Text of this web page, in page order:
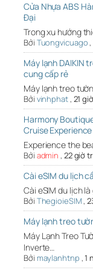
Cửa Nhựa ABS
Đại
Trong xu hướng
Bởi Tuongvicuago,
Máy lạnh DAIKIN
cung cấp rẻ
Máy lạnh treo
Bởi vinhphat, 21
Harmony
Cruise Experience
Experience the
Bởi admin , 22 giờ
Cài eSIM du lịch
Cài eSIM du lịch
Bởi ThegioieSIM,
Máy lạnh treo
Máy Lạnh Treo
Inverte…
Bởi maylanhtnp ,1